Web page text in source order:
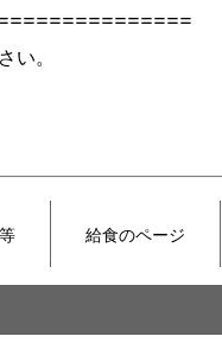
。
給食のページ